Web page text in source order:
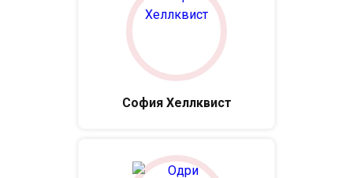
София Хеллквист